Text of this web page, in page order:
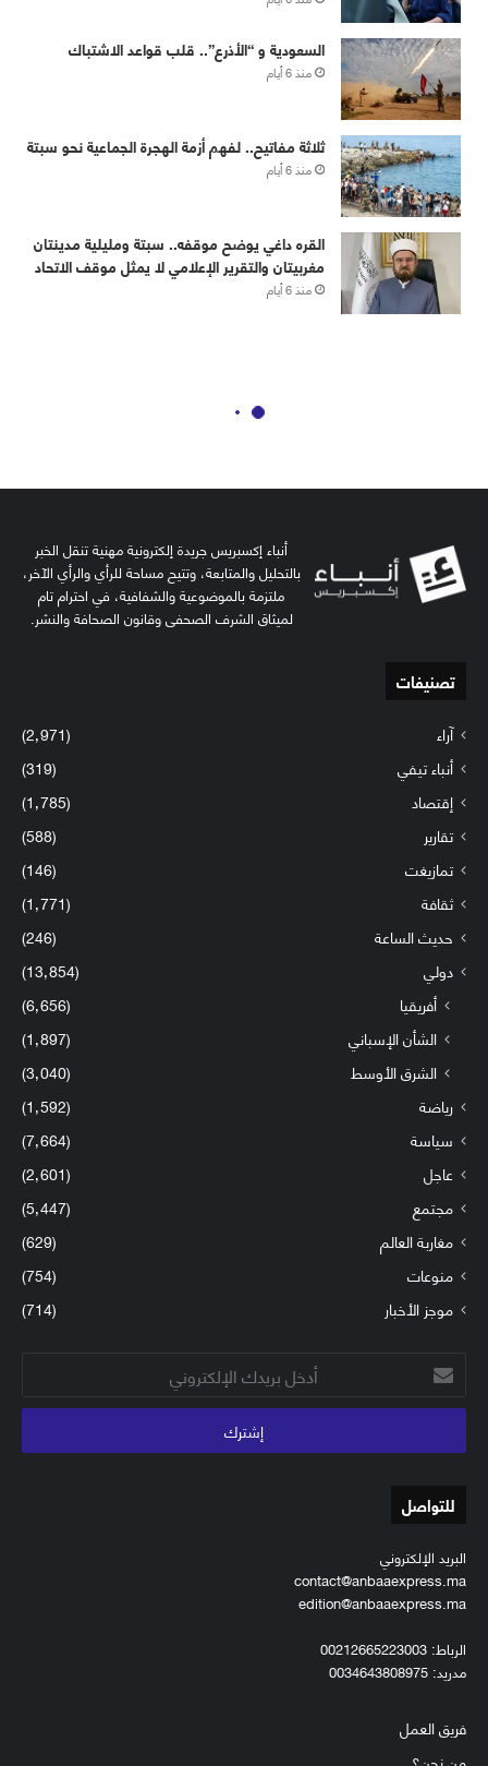
أنباء إكسبريس جريدة إلكترونية مهنية تنقل الخبر
بالتحليل والمتابعة، وتتيح مساحة للرأي والرأي الآخر،
ملتزمة بالموضوعية والشفافية، في احترام تام
لميثاق الشرف الصحفي وقانون الصحافة والنشر.
تصنيفات
آراء
(2٬971)
أنباء تيفي
(319)
إقتصاد
(1٬785)
تقارير
(588)
تمازيغت
(146)
ثقافة
(1٬771)
حديث الساعة
(246)
دولي
(13٬854)
أفريقيا
(6٬656)
الشأن الإسباني
(1٬897)
الشرق الأوسط
(3٬040)
رياضة
(1٬592)
سياسة
(7٬664)
عاجل
(2٬601)
مجتمع
(5٬447)
مغاربة العالم
(629)
منوعات
(754)
موجز الأخبار
(714)
أدخل
بريدك
الإلكتروني
للتواصل
البريد الإلكتروني
contact@anbaaexpress.ma
edition@anbaaexpress.ma
الرباط: 00212665223003
مدريد: 0034643808975
فريق العمل